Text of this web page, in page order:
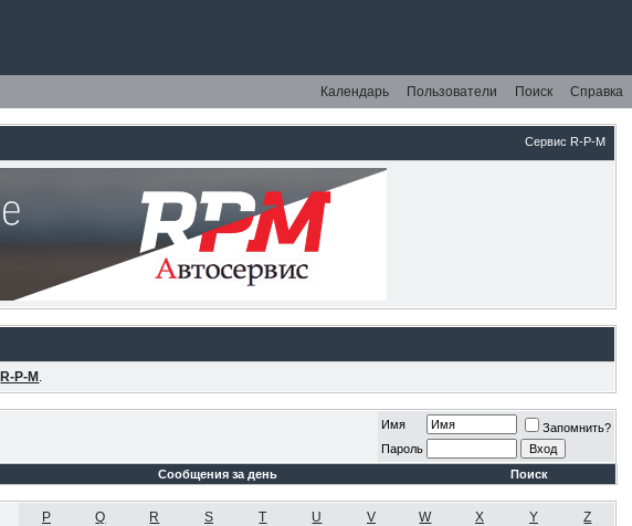
Календарь Пользователи Поиск Справка
Сервис R-P-M
R-P-M .
Имя
Запомнить?
Пароль
Сообщения за день Поиск
P Q R S T U V W X Y Z